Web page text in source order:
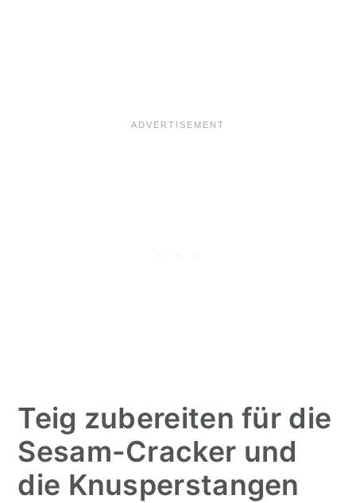
Teig zubereiten für die
Sesam-Cracker und
die Knusperstangen